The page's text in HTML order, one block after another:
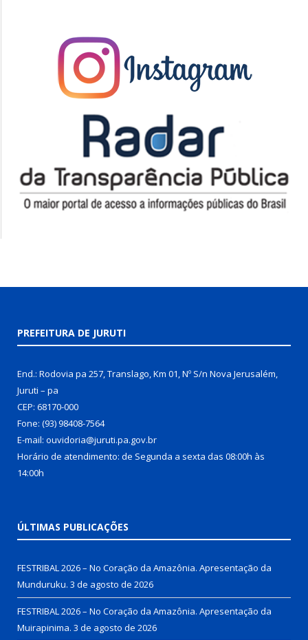
PREFEITURA DE JURUTI
End.: Rodovia pa 257, Translago, Km 01, Nº S/n Nova Jerusalém,
Juruti – pa
CEP: 68170-000
Fone: (93) 98408-7564
E-mail: ouvidoria@juruti.pa.gov.br
Horário de atendimento: de Segunda a sexta das 08:00h às
14:00h
ÚLTIMAS PUBLICAÇÕES
FESTRIBAL 2026 – No Coração da Amazônia. Apresentação da
Munduruku. 3 de agosto de 2026
FESTRIBAL 2026 – No Coração da Amazônia. Apresentação da
Muirapinima. 3 de agosto de 2026